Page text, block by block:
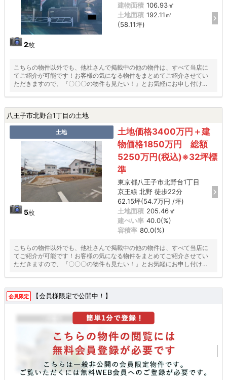
2枚
建物面積 106.93㎡
土地面積 192.11㎡
(58.11坪)
こちらの物件以外でも、他社さんで掲載中の他の物件は、すべて当店に
てご紹介が可能です！お客様の気になる物件をまとめてご紹介させてい
ただきますので、『〇〇〇の物件も見たい！』とお気軽にお申し付けく
八王子市北野台1丁目の土地
土地
5枚
土地価格3400万円＋建
物価格1850万円 総額
5250万円(税込)※32坪標
準
東京都八王子市北野台1丁目
京王線 北野 徒歩22分
62.15坪(54.7万円 /坪)
土地面積 205.46㎡
建ぺい率 40.0(%)
容積率 80.0(%)
こちらの物件以外でも、他社さんで掲載中の他の物件は、すべて当店に
てご紹介が可能です！お客様の気になる物件をまとめてご紹介させてい
ただきますので、『〇〇〇の物件も見たい！』とお気軽にお申し付けく
会員限定 【会員様限定で公開中！】